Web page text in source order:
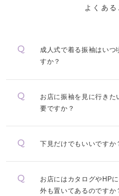
よくある
成人式で着る振袖はいつ
すか？
お店に振袖を見に行きた
要ですか？
下見だけでもいいですか
お店にはカタログやHP
外も置いてあるのですか